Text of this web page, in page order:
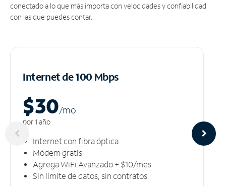
conectado a lo que más importa con velocidades y confiabilidad
con las que puedes contar.
Internet de 100 Mbps
$30/mo
por 1 año
Internet con fibra óptica
Módem gratis
Agrega WiFi Avanzado + $10/mes
Sin límite de datos, sin contratos